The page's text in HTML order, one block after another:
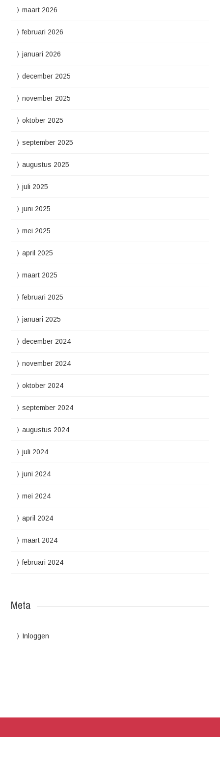
maart 2026
februari 2026
januari 2026
december 2025
november 2025
oktober 2025
september 2025
augustus 2025
juli 2025
juni 2025
mei 2025
april 2025
maart 2025
februari 2025
januari 2025
december 2024
november 2024
oktober 2024
september 2024
augustus 2024
juli 2024
juni 2024
mei 2024
april 2024
maart 2024
februari 2024
Meta
Inloggen